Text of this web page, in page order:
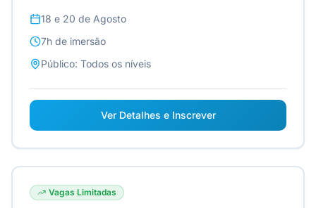
18 e 20 de Agosto
7h de imersão
Público: Todos os níveis
Ver Detalhes e Inscrever
Vagas Limitadas